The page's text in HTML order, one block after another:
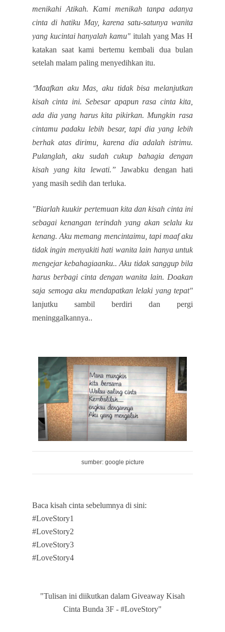
menikahi Atikah. Kami menikah tanpa adanya
cinta di hatiku May, karena satu-satunya wanita
yang kucintai hanyalah kamu" itulah yang Mas H
katakan saat kami bertemu kembali dua bulan
setelah malam paling menyedihkan itu.
“Maafkan aku Mas, aku tidak bisa melanjutkan
kisah cinta ini. Sebesar apapun rasa cinta kita,
ada dia yang harus kita pikirkan. Mungkin rasa
cintamu padaku lebih besar, tapi dia yang lebih
berhak atas dirimu, karena dia adalah istrimu.
Pulanglah, aku sudah cukup bahagia dengan
kisah yang kita lewati.” Jawabku dengan hati
yang masih sedih dan terluka.
"Biarlah kuukir pertemuan kita dan kisah cinta ini
sebagai kenangan terindah yang akan selalu ku
kenang. Aku memang mencintaimu, tapi maaf aku
tidak ingin menyakiti hati wanita lain hanya untuk
mengejar kebahagiaanku.. Aku tidak sanggup bila
harus berbagi cinta dengan wanita lain. Doakan
saja semoga aku mendapatkan lelaki yang tepat"
lanjutku sambil berdiri dan pergi
meninggalkannya..
sumber: google picture
Baca kisah cinta sebelumnya di sini:
#LoveStory1
#LoveStory2
#LoveStory3
#LoveStory4
"Tulisan ini diikutkan dalam Giveaway Kisah
Cinta Bunda 3F - #LoveStory"